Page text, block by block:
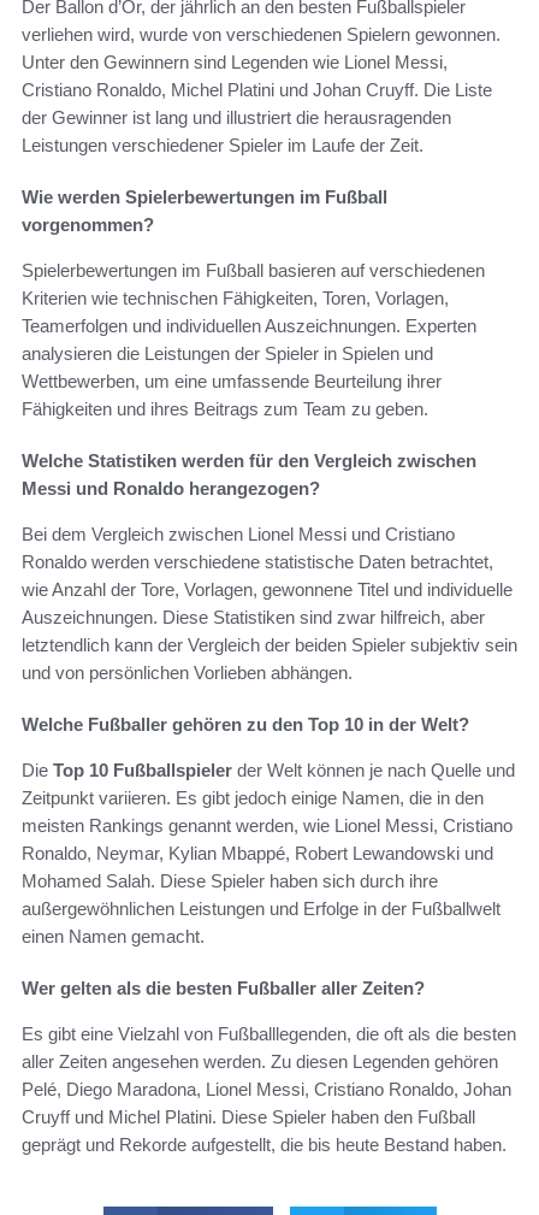
Der Ballon d’Or, der jährlich an den besten Fußballspieler
verliehen wird, wurde von verschiedenen Spielern gewonnen.
Unter den Gewinnern sind Legenden wie Lionel Messi,
Cristiano Ronaldo, Michel Platini und Johan Cruyff. Die Liste
der Gewinner ist lang und illustriert die herausragenden
Leistungen verschiedener Spieler im Laufe der Zeit.
Wie werden Spielerbewertungen im Fußball
vorgenommen?
Spielerbewertungen im Fußball basieren auf verschiedenen
Kriterien wie technischen Fähigkeiten, Toren, Vorlagen,
Teamerfolgen und individuellen Auszeichnungen. Experten
analysieren die Leistungen der Spieler in Spielen und
Wettbewerben, um eine umfassende Beurteilung ihrer
Fähigkeiten und ihres Beitrags zum Team zu geben.
Welche Statistiken werden für den Vergleich zwischen
Messi und Ronaldo herangezogen?
Bei dem Vergleich zwischen Lionel Messi und Cristiano
Ronaldo werden verschiedene statistische Daten betrachtet,
wie Anzahl der Tore, Vorlagen, gewonnene Titel und individuelle
Auszeichnungen. Diese Statistiken sind zwar hilfreich, aber
letztendlich kann der Vergleich der beiden Spieler subjektiv sein
und von persönlichen Vorlieben abhängen.
Welche Fußballer gehören zu den Top 10 in der Welt?
Die Top 10 Fußballspieler der Welt können je nach Quelle und
Zeitpunkt variieren. Es gibt jedoch einige Namen, die in den
meisten Rankings genannt werden, wie Lionel Messi, Cristiano
Ronaldo, Neymar, Kylian Mbappé, Robert Lewandowski und
Mohamed Salah. Diese Spieler haben sich durch ihre
außergewöhnlichen Leistungen und Erfolge in der Fußballwelt
einen Namen gemacht.
Wer gelten als die besten Fußballer aller Zeiten?
Es gibt eine Vielzahl von Fußballlegenden, die oft als die besten
aller Zeiten angesehen werden. Zu diesen Legenden gehören
Pelé, Diego Maradona, Lionel Messi, Cristiano Ronaldo, Johan
Cruyff und Michel Platini. Diese Spieler haben den Fußball
geprägt und Rekorde aufgestellt, die bis heute Bestand haben.